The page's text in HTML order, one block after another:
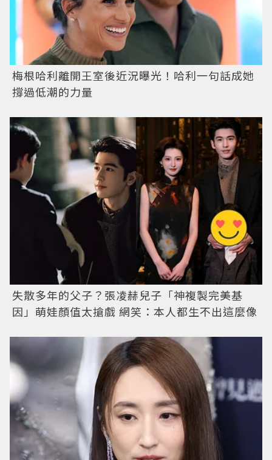
梅根哈利離開王室後近況曝光！哈利一句話成她
撐過低潮的力量
失散多年的父子？張凌赫兒子「神複製完美基
因」萌娃顏值太搶戲 網笑：本人都生不出這麼像